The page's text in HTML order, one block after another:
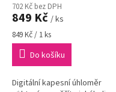
702 Kč bez DPH
849 Kč / ks
Měrná
cena:
849 Kč / 1 ks
Do košíku
Digitální kapesní úhloměr